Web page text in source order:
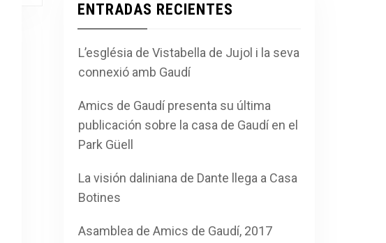
ENTRADAS RECIENTES
L’església de Vistabella de Jujol i la seva
connexió amb Gaudí
Amics de Gaudí presenta su última
publicación sobre la casa de Gaudí en el
Park Güell
La visión daliniana de Dante llega a Casa
Botines
Asamblea de Amics de Gaudí, 2017